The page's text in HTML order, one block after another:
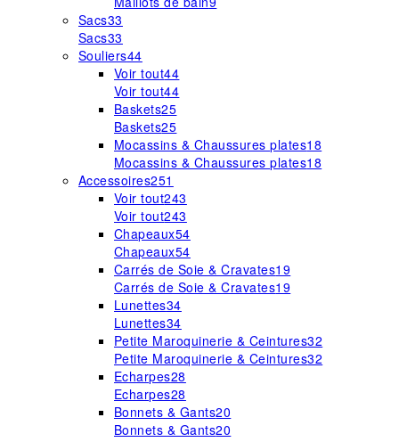
Sacs33
Sacs33
Souliers44
Voir tout44
Voir tout44
Baskets25
Baskets25
Mocassins & Chaussures plates18
Mocassins & Chaussures plates18
Accessoires251
Voir tout243
Voir tout243
Chapeaux54
Chapeaux54
Carrés de Soie & Cravates19
Carrés de Soie & Cravates19
Lunettes34
Lunettes34
Petite Maroquinerie & Ceintures32
Petite Maroquinerie & Ceintures32
Echarpes28
Echarpes28
Bonnets & Gants20
Bonnets & Gants20